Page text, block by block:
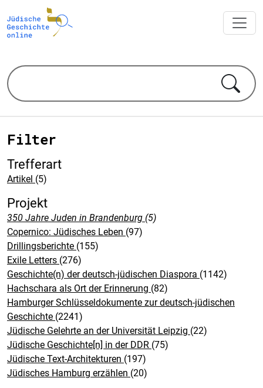
Filter
Trefferart
Artikel (5)
Projekt
350 Jahre Juden in Brandenburg (5)
Copernico: Jüdisches Leben (97)
Drillingsberichte (155)
Exile Letters (276)
Geschichte(n) der deutsch-jüdischen Diaspora (1142)
Hachschara als Ort der Erinnerung (82)
Hamburger Schlüsseldokumente zur deutsch-jüdischen
Geschichte (2241)
Jüdische Gelehrte an der Universität Leipzig (22)
Jüdische Geschichte[n] in der DDR (75)
Jüdische Text-Architekturen (197)
Jüdisches Hamburg erzählen (20)